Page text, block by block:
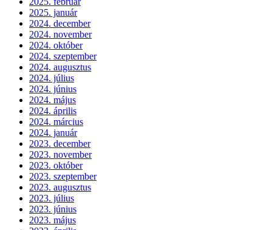
2025. január
2024. december
2024. november
2024. október
2024. szeptember
2024. augusztus
2024. július
2024. június
2024. május
2024. április
2024. március
2024. január
2023. december
2023. november
2023. október
2023. szeptember
2023. augusztus
2023. július
2023. június
2023. május